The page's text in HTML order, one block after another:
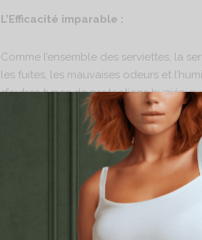
L’Efficacité imparable :
Comme l’ensemble des serviettes, la
les fuites, les mauvaises odeurs et
d’autres types de protections
La qualité hors pair :
Confectionnées à partir de coton
douceur inégalable .